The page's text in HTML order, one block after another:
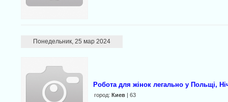
Понедельник, 25 мар 2024
Робота для жінок легально у Польщі,
город: Киев| 63